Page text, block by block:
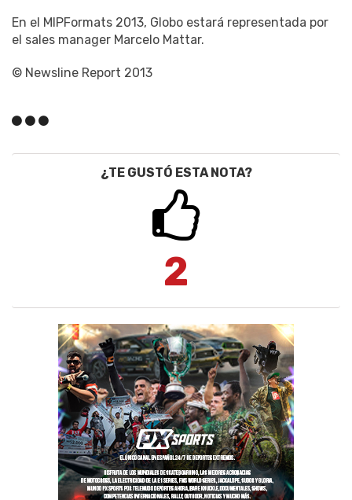
En el MIPFormats 2013, Globo estará representada por
el sales manager Marcelo Mattar.
© Newsline Report 2013
¿TE GUSTÓ ESTA NOTA?
2